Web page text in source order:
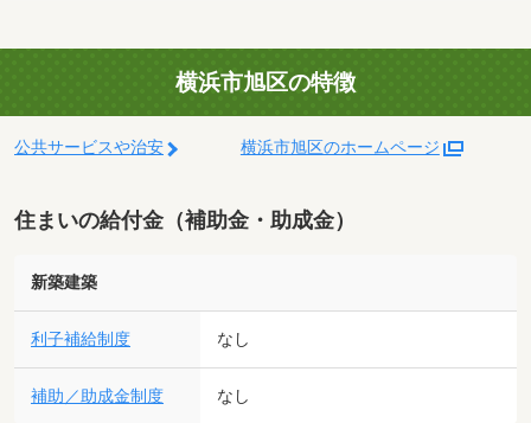
横浜市旭区の特徴
公共サービスや治安 横浜市旭区のホームページ
住まいの給付金（補助金・助成金）
新築建築
利子補給制度 なし
補助／助成金制度 なし